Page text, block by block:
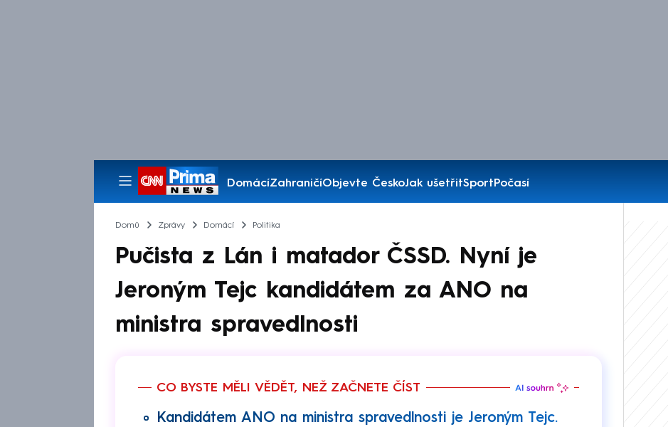
DomácíZahraničíObjevte ČeskoJak ušetřitSportPočasí
Pořady
Domů Zprávy Domácí Politika
Pučista z Lán i matador ČSSD. Nyní je
Jeroným Tejc kandidátem za ANO na
ministra spravedlnosti
CO BYSTE MĚLI VĚDĚT, NEŽ ZAČNETE ČÍST
Kandidátem ANO na ministra spravedlnosti je Jeroným Tejc.